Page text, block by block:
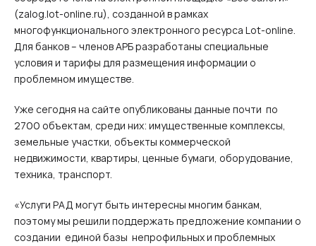
(zalog.lot-online.ru), созданной в рамках
многофункционального электронного ресурса Lot-online.
Для банков – членов АРБ разработаны специальные
условия и тарифы для размещения информации о
проблемном имуществе.
Уже сегодня на сайте опубликованы данные почти по
2700 объектам, среди них: имущественные комплексы,
земельные участки, объекты коммерческой
недвижимости, квартиры, ценные бумаги, оборудование,
техника, транспорт.
«Услуги РАД могут быть интересны многим банкам,
поэтому мы решили поддержать предложение компании о
создании единой базы непрофильных и проблемных